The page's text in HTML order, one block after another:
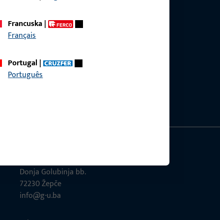
Francuska|
Français
Portugal|
Português
Donja Golubinja bb.
72230 Žepče
info@g-u.ba